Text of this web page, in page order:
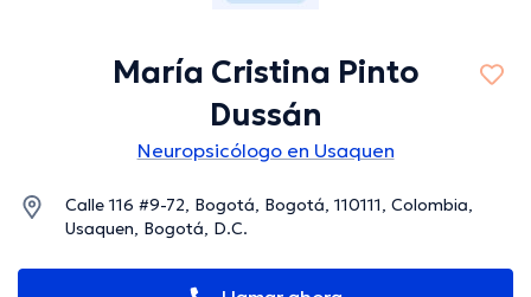
María Cristina Pinto
Dussán
Neuropsicólogo en Usaquen
Calle 116 #9-72, Bogotá, Bogotá, 110111, Colombia,
Usaquen, Bogotá, D.C.